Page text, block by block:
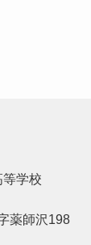
学校
薬師沢198